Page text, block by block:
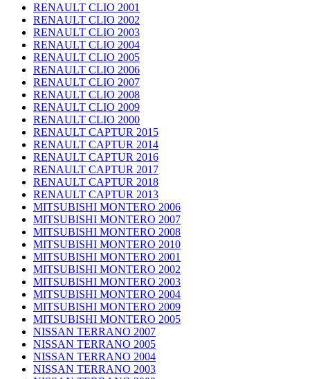
RENAULT CLIO 2001
RENAULT CLIO 2002
RENAULT CLIO 2003
RENAULT CLIO 2004
RENAULT CLIO 2005
RENAULT CLIO 2006
RENAULT CLIO 2007
RENAULT CLIO 2008
RENAULT CLIO 2009
RENAULT CLIO 2000
RENAULT CAPTUR 2015
RENAULT CAPTUR 2014
RENAULT CAPTUR 2016
RENAULT CAPTUR 2017
RENAULT CAPTUR 2018
RENAULT CAPTUR 2013
MITSUBISHI MONTERO 2006
MITSUBISHI MONTERO 2007
MITSUBISHI MONTERO 2008
MITSUBISHI MONTERO 2010
MITSUBISHI MONTERO 2001
MITSUBISHI MONTERO 2002
MITSUBISHI MONTERO 2003
MITSUBISHI MONTERO 2004
MITSUBISHI MONTERO 2009
MITSUBISHI MONTERO 2005
NISSAN TERRANO 2007
NISSAN TERRANO 2005
NISSAN TERRANO 2004
NISSAN TERRANO 2003